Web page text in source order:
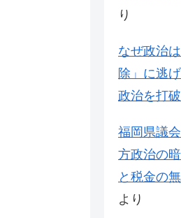
り
なぜ政治
除」に逃
政治を打
福岡県議
方政治の
と税金の
より